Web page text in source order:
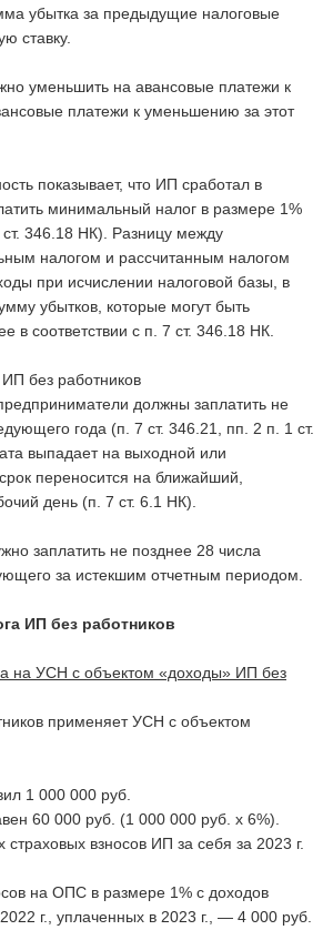
убытка за предыдущие налоговые
ставку.
уменьшить на авансовые платежи к
платежи к уменьшению за этот
показывает, что ИП сработал в
минимальный налог в размере 1%
ст. 346.18 НК). Разницу между
налогом и рассчитанным налогом
при исчислении налоговой базы, в
убытков, которые могут быть
в соответствии с п. 7 ст. 346.18 НК.
без работников
должны заплатить не
года (п. 7 ст. 346.21, пп. 2 п. 1 ст.
выпадает на выходной или
переносится на ближайший,
день (п. 7 ст. 6.1 НК).
заплатить не позднее 28 числа
за истекшим отчетным периодом.
ИП без работников
на УСН с объектом «доходы» ИП без
применяет УСН с объектом
1 000 000 руб.
60 000 руб. (1 000 000 руб. x 6%).
взносов ИП за себя за 2023 г.
на ОПС в размере 1% с доходов
г., уплаченных в 2023 г., — 4 000 руб.